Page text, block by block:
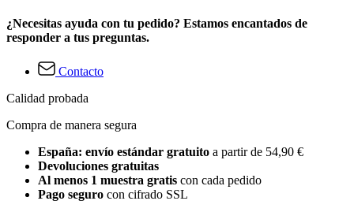
¿Necesitas ayuda con tu pedido? Estamos encantados de
responder a tus preguntas.
Contacto
Calidad probada
Compra de manera segura
España: envío estándar gratuito a partir de 54,90 €
Devoluciones gratuitas
Al menos 1 muestra gratis con cada pedido
Pago seguro con cifrado SSL